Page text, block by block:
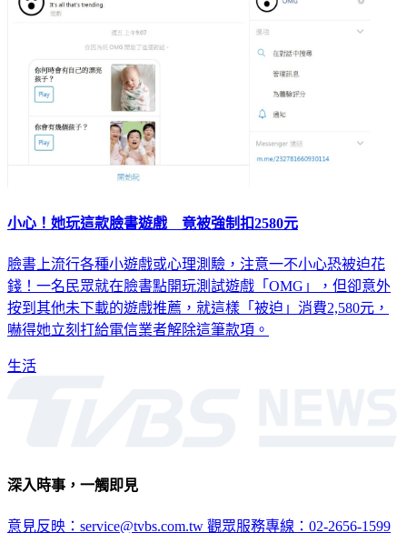
小心！她玩這款臉書遊戲 竟被強制扣2580元
臉書上流行各種小遊戲或心理測驗，注意一不小心恐被迫花
錢！一名民眾就在臉書點開玩測試遊戲「OMG」，但卻意外
按到其他未下載的遊戲推薦，就這樣「被迫」消費2,580元，
嚇得她立刻打給電信業者解除這筆款項。
生活
深入時事，一觸即見
意見反映：service@tvbs.com.tw 觀眾服務專線：02-2656-1599